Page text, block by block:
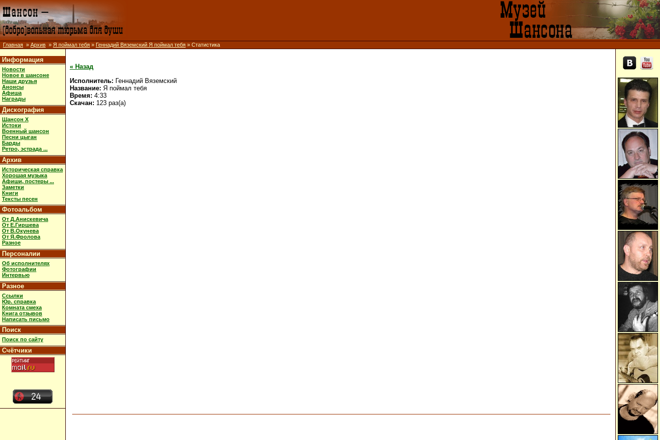
Главная » Архив » Я поймал тебя » Геннадий Вяземский Я поймал тебя » Статистика
Информация
Новости
Новое в шансоне
Наши друзья
Анонсы
Афиша
Награды
Дискография
Шансон X
Истоки
Военный шансон
Песни цыган
Барды
Ретро, эстрада ...
Архив
Историческая справка
Хорошая музыка
Афиши, постеры ...
Заметки
Книги
Тексты песен
Фотоальбом
От Д.Анискевича
От Е.Гиршева
От В.Окунева
От Я.Фролова
Разное
Персоналии
Об исполнителях
Фотографии
Интервью
Разное
Ссылки
Юр. справка
Комната смеха
Книга отзывов
Написать письмо
Поиск
Поиск по сайту
Счётчики
« Назад
Исполнитель: Геннадий Вяземский
Название: Я поймал тебя
Время: 4:33
Скачан: 123 раз(а)